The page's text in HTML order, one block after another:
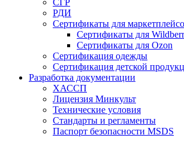
СГР
РДИ
Сертификаты для
Сертификаты для
Сертификаты для Ozon
Сертификация одежды
Сертификация детской
Разработка документации
ХАССП
Лицензия Минкульт
Технические условия
Стандарты и регламенты
Паспорт безопасности MSDS